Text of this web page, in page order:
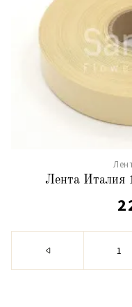
Лента Италия